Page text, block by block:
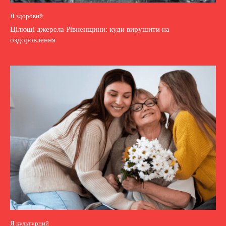
Я здоровий
Цілющі джерела Рівненщини: куди вирушити на
оздоровлення
Я культурний